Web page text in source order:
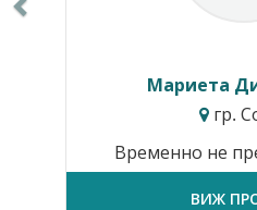
Мариета
гр.
Временно не
ВИЖ